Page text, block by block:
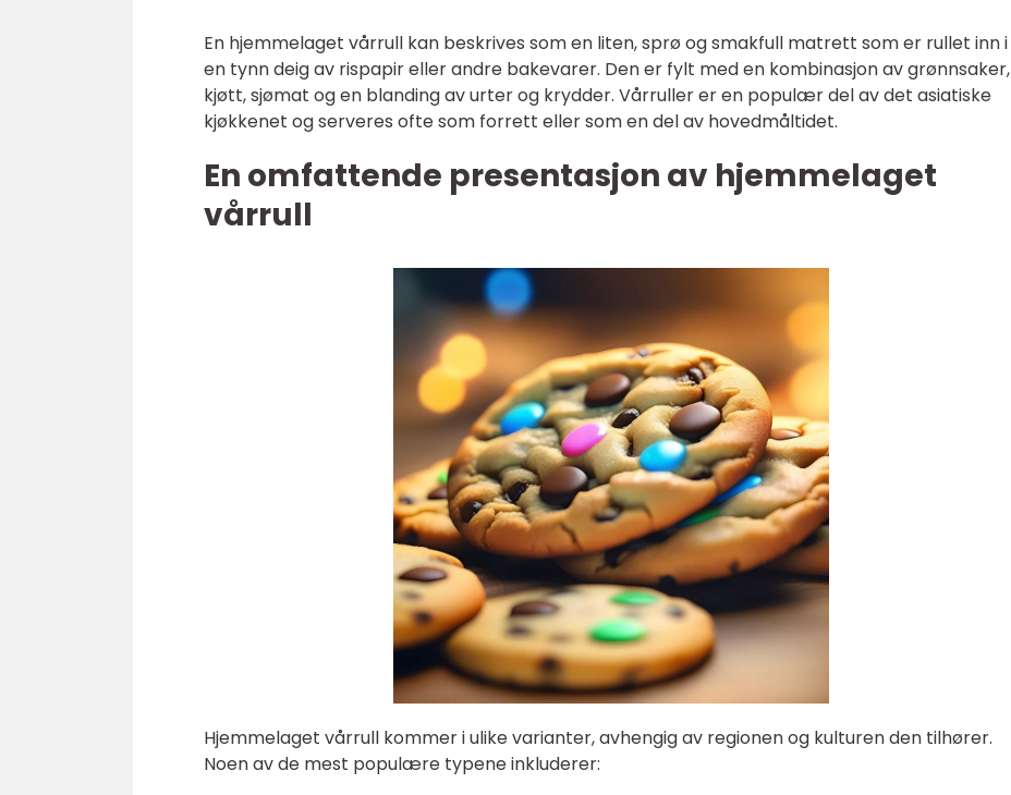
En hjemmelaget vårrull kan beskrives som en liten, sprø og smakfull matrett som er rullet inn i
en tynn deig av rispapir eller andre bakevarer. Den er fylt med en kombinasjon av grønnsaker,
kjøtt, sjømat og en blanding av urter og krydder. Vårruller er en populær del av det asiatiske
kjøkkenet og serveres ofte som forrett eller som en del av hovedmåltidet.
En omfattende presentasjon av hjemmelaget
vårrull
Hjemmelaget vårrull kommer i ulike varianter, avhengig av regionen og kulturen den tilhører.
Noen av de mest populære typene inkluderer: